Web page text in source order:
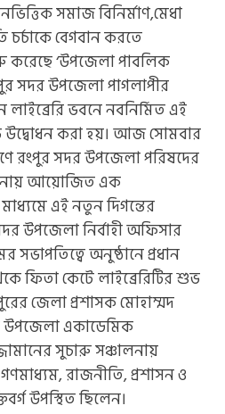
সমাজ বিনির্মাণ,মেধা
চর্চাকে বেগবান করতে
করেছে ‘উপজেলা পাবলিক
সদর উপজেলা পাগলাপীর
ভবনে নবনির্মিত এই
উদ্বোধন করা হয়। আজ সোমবার
রংপুর সদর উপজেলা পরিষদের
আয়োজিত এক
এই নতুন দিগন্তের
উপজেলা নির্বাহী অফিসার
অনুষ্ঠানে প্রধান
ফিতা কেটে লাইব্রেরিটির শুভ
জেলা প্রশাসক মোহাম্মদ
একাডেমিক
সুচারু সঞ্চালনায়
রাজনীতি, প্রশাসন ও
উপস্থিত ছিলেন।